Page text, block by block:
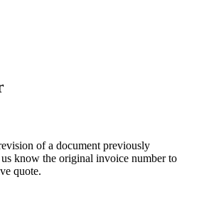
of a document previously
know the original invoice number to
quote.